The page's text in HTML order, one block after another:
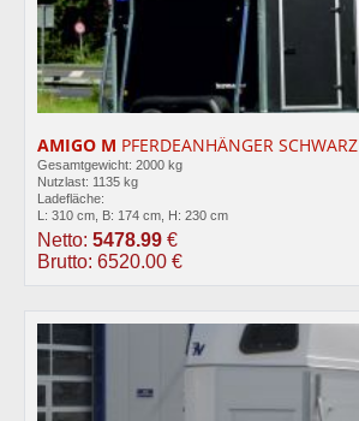
AMIGO M PFERDEANHÄNGER SCHWARZ
Gesamtgewicht: 2000 kg
Nutzlast: 1135 kg
Ladefläche:
L: 310 cm, B: 174 cm, H: 230 cm
Netto: 5478.99 €
Brutto: 6520.00 €